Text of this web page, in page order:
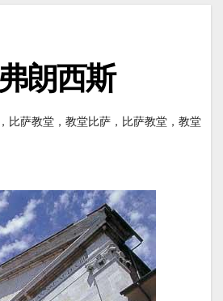
朗西斯
比萨教堂，教堂比萨，比萨教堂，教堂